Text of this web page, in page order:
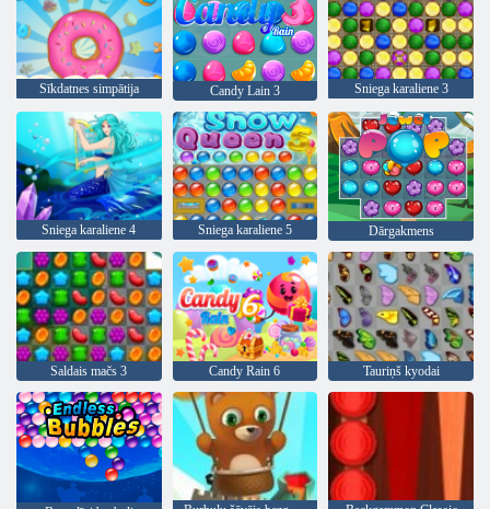
Sīkdatnes simpātija Candy Lain 3 Sniega karaliene 3
Sniega karaliene 4 Sniega karaliene 5 Dārgakmens
Saldais mačs 3 Candy Rain 6 Tauriņš kyodai